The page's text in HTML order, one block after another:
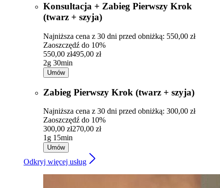
Konsultacja + Zabieg Pierwszy Krok
(twarz + szyja)
Najniższa cena z 30 dni przed obniżką: 550,00 zł
Zaoszczędź do 10%
550,00 zł495,00 zł
2g 30min
Umów
Zabieg Pierwszy Krok (twarz + szyja)
Najniższa cena z 30 dni przed obniżką: 300,00 zł
Zaoszczędź do 10%
300,00 zł270,00 zł
1g 15min
Umów
Odkryj więcej usług